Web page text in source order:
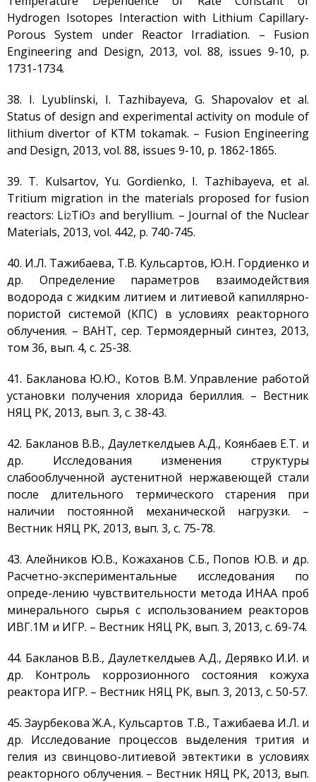
Hydrogen Isotopes Interaction with Lithium Capillary-
Porous System under Reactor Irradiation. – Fusion
Engineering and Design, 2013, vol. 88, issues 9-10, p.
1731-1734.
38. I. Lyublinski, I. Tazhibayeva, G. Shapovalov et al.
Status of design and experimental activity on module of
lithium divertor of KTM tokamak. – Fusion Engineering
and Design, 2013, vol. 88, issues 9-10, p. 1862-1865.
39. T. Kulsartov, Yu. Gordienko, I. Tazhibayeva, et al.
Tritium migration in the materials proposed for fusion
reactors: Li2TiO3 and beryllium. – Journal of the Nuclear
Materials, 2013, vol. 442, p. 740-745.
40. И.Л. Тажибаева, Т.В. Кульсартов, Ю.Н. Гордиенко и
др. Определение параметров взаимодействия
водорода с жидким литием и литиевой капиллярно-
пористой системой (КПС) в условиях реакторного
облучения. – ВАНТ, сер. Термоядерный синтез, 2013,
том 36, вып. 4, с. 25-38.
41. Бакланова Ю.Ю., Котов В.М. Управление работой
установки получения хлорида бериллия. – Вестник
НЯЦ РК, 2013, вып. 3, с. 38-43.
42. Бакланов В.В., Даулеткелдыев А.Д., Коянбаев Е.Т. и
др. Исследования изменения структуры
слабооблученной аустенитной нержавеющей стали
после длительного термического старения при
наличии постоянной механической нагрузки. –
Вестник НЯЦ РК, 2013, вып. 3, с. 75-78.
43. Алейников Ю.В., Кожаханов С.Б., Попов Ю.В. и др.
Расчетно-экспериментальные исследования по
опреде-лению чувствительности метода ИНАА проб
минерального сырья с использованием реакторов
ИВГ.1М и ИГР. – Вестник НЯЦ РК, вып. 3, 2013, с. 69-74.
44. Бакланов В.В., Даулеткелдыев А.Д., Дерявко И.И. и
др. Контроль коррозионного состояния кожуха
реактора ИГР. – Вестник НЯЦ РК, вып. 3, 2013, с. 50-57.
45. Заурбекова Ж.А., Кульсартов Т.В., Тажибаева И.Л. и
др. Исследование процессов выделения трития и
гелия из свинцово-литиевой эвтектики в условиях
реакторного облучения. – Вестник НЯЦ РК, 2013, вып.